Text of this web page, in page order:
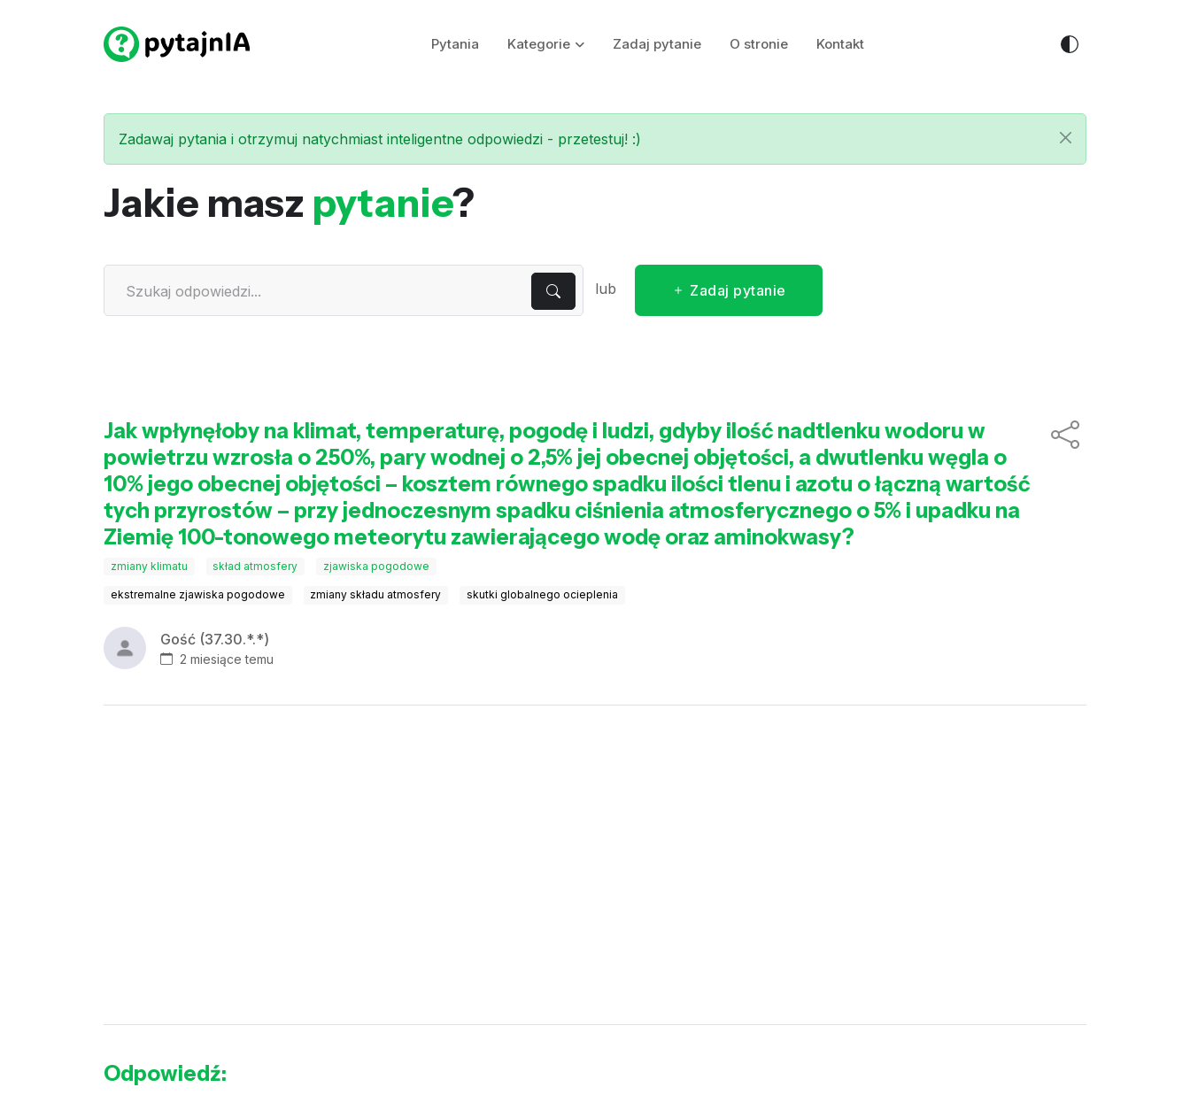
Pytania Kategorie Zadaj pytanie O stronie Kontakt
Zadawaj pytania i otrzymuj natychmiast inteligentne odpowiedzi - przetestuj! :)
Jakie masz pytanie?
lub Zadaj pytanie
Jak wpłynęłoby na klimat, temperaturę, pogodę i ludzi, gdyby ilość nadtlenku wodoru w
powietrzu wzrosła o 250%, pary wodnej o 2,5% jej obecnej objętości, a dwutlenku węgla o
10% jego obecnej objętości – kosztem równego spadku ilości tlenu i azotu o łączną wartość
tych przyrostów – przy jednoczesnym spadku ciśnienia atmosferycznego o 5% i upadku na
Ziemię 100-tonowego meteorytu zawierającego wodę oraz aminokwasy?
zmiany klimatu skład atmosfery zjawiska pogodowe
ekstremalne zjawiska pogodowe zmiany składu atmosfery skutki globalnego ocieplenia
Gość (37.30.*.*)
2 miesiące temu
Odpowiedź: